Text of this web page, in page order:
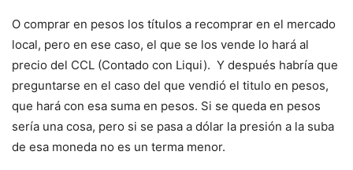
O comprar en pesos los títulos a recomprar en el mercado
local, pero en ese caso, el que se los vende lo hará al
precio del CCL (Contado con Liqui). Y después habría que
preguntarse en el caso del que vendió el titulo en pesos,
que hará con esa suma en pesos. Si se queda en pesos
sería una cosa, pero si se pasa a dólar la presión a la suba
de esa moneda no es un terma menor.